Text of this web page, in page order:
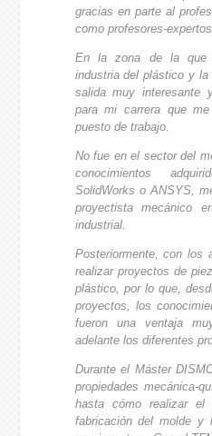
gracias en parte al
como profesores-
En la zona de la que
industria del plástico y
salida muy interesante
para mi carrera que
puesto de trabajo.
No fue en el sector del
conocimientos
SolidWorks o ANSYS,
proyectista mecánico
industrial.
Posteriormente, con los
realizar proyectos de
plástico, por lo que,
proyectos, los
fueron una ventaja
adelante los diferentes
Durante el Máster
propiedades mecánica-
hasta cómo realizar el
fabricación del molde y